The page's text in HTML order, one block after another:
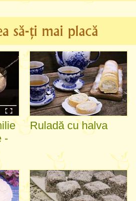
să-ți mai placă
-
Ruladă cu halva